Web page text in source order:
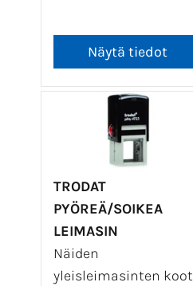
TRODAT
PYÖREÄ/SOIKEA
LEIMASIN
Näiden
yleisleimasinten koot